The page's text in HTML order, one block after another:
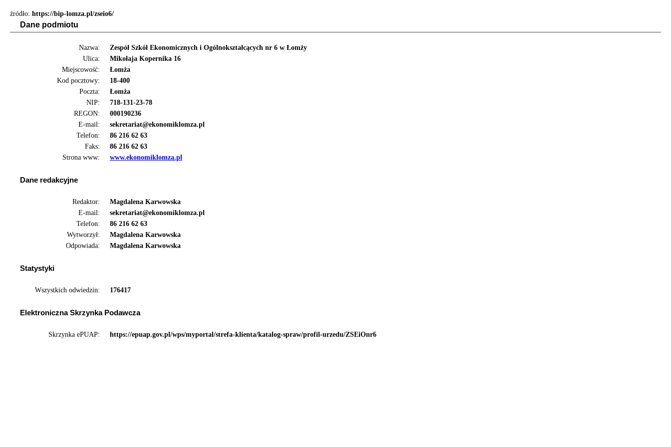
źródło: https://bip-lomza.pl/zseio6/
Dane podmiotu
Nazwa:
Zespół Szkół Ekonomicznych i Ogólnokształcących nr 6 w Łomży
Ulica:
Mikołaja Kopernika 16
Miejscowość:
Łomża
Kod pocztowy:
18-400
Poczta:
Łomża
NIP:
718-131-23-78
REGON:
000190236
E-mail:
sekretariat@ekonomiklomza.pl
Telefon:
86 216 62 63
Faks:
86 216 62 63
Strona www:
www.ekonomiklomza.pl
Dane redakcyjne
Redaktor:
Magdalena Karwowska
E-mail:
sekretariat@ekonomiklomza.pl
Telefon:
86 216 62 63
Wytworzył:
Magdalena Karwowska
Odpowiada:
Magdalena Karwowska
Statystyki
Wszystkich odwiedzin: 176417
Elektroniczna Skrzynka Podawcza
Skrzynka ePUAP: https://epuap.gov.pl/wps/myportal/strefa-klienta/katalog-spraw/profil-urzedu/ZSEiOnr6